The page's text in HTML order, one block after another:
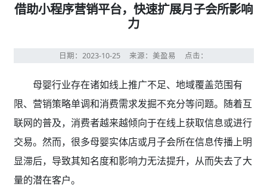
借助小程序营销平台，快速扩展月子会所影响
力
日期：2023-10-25 来源：美盈易 点击：
母婴行业存在诸如线上推广不足、地域覆盖范围有
限、营销策略单调和消费需求发掘不充分等问题。随着互
联网的普及，消费者越来越倾向于在线上获取信息或进行
交易。然而，很多母婴实体店或月子会所在信息传播上明
显滞后，导致其知名度和影响力无法提升，从而失去了大
量的潜在客户。